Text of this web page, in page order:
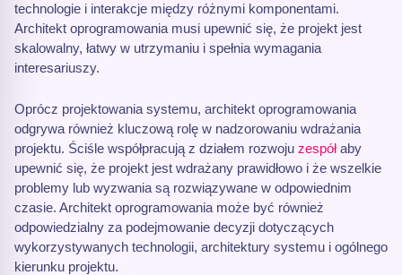
technologie i interakcje między różnymi komponentami.
Architekt oprogramowania musi upewnić się, że projekt jest
skalowalny, łatwy w utrzymaniu i spełnia wymagania
interesariuszy.
Oprócz projektowania systemu, architekt oprogramowania
odgrywa również kluczową rolę w nadzorowaniu wdrażania
projektu. Ściśle współpracują z działem rozwoju zespółaby
upewnić się, że projekt jest wdrażany prawidłowo i że wszelkie
problemy lub wyzwania są rozwiązywane w odpowiednim
czasie. Architekt oprogramowania może być również
odpowiedzialny za podejmowanie decyzji dotyczących
wykorzystywanych technologii, architektury systemu i ogólnego
kierunku projektu.